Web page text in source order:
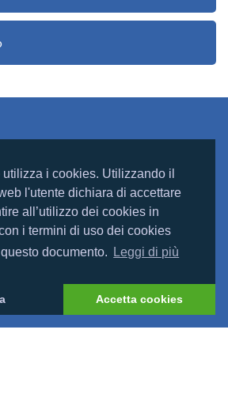
i cookies. Utilizzando il
l'utente dichiara di accettare
all’utilizzo dei cookies in
i termini di uso dei cookies
documento.
Leggi di più
Accetta cookies